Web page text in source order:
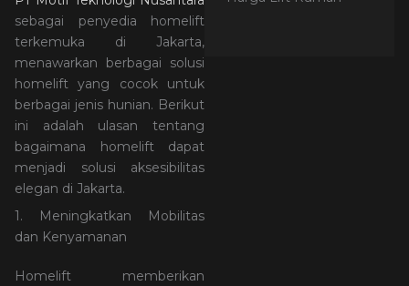
sebagai penyedia homelift
terkemuka di Jakarta,
menawarkan berbagai solusi
homelift yang cocok untuk
berbagai jenis hunian. Berikut
ini adalah ulasan tentang
bagaimana homelift dapat
menjadi solusi aksesibilitas
elegan di Jakarta.
1. Meningkatkan Mobilitas
dan Kenyamanan
Homelift memberikan